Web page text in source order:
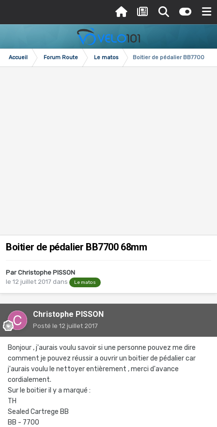
Accueil Forum Route Le matos Boitier de pédalier BB7700
Boitier de pédalier BB7700 68mm
Par Christophe PISSON
le 12 juillet 2017 dans Le matos
Christophe PISSON
Posté le 12 juillet 2017
Bonjour , j'aurais voulu savoir si une personne pouvez me dire
comment je pouvez réussir a ouvrir un boitier de pédalier car
j'aurais voulu le nettoyer entièrement , merci d'avance
cordialement.
Sur le boitier il y a marqué :
TH
Sealed Cartrege BB
BB - 7700